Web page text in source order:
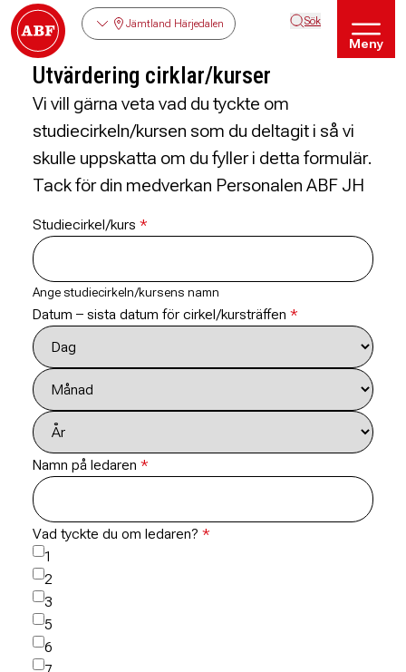
Jämtland Härjedalen Sök
Meny
Utvärdering cirklar/kurser
Vi vill gärna veta vad du tyckte om
studiecirkeln/kursen som du deltagit i så vi
skulle uppskatta om du fyller i detta formulär.
Tack för din medverkan Personalen ABF JH
Studiecirkel/kurs
Ange studiecirkeln/kursens namn
Datum – sista datum för cirkel/kursträffen
Namn på ledaren
Vad tyckte du om ledaren?
1
2
3
5
6